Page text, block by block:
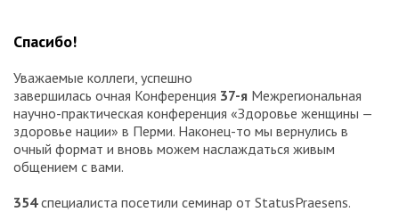
Спасибо!
Уважаемые коллеги, успешно
завершилась очная Конференция 37-я Межрегиональная
научно-практическая конференция «Здоровье женщины —
здоровье нации» в Перми. Наконец-то мы вернулись в
очный формат и вновь можем наслаждаться живым
общением с вами.
354специалиста посетили семинар от StatusPraesens.